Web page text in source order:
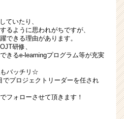
ていたり、
るように思われがちですが、
できる理由があります。
研修、
きるe-learningプログラム等が充実
バッチリ☆
でプロジェクトリーダーを任され
フォローさせて頂きます！